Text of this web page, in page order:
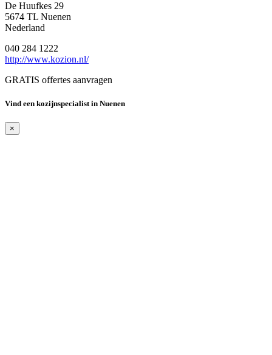
De Huufkes 29
5674 TL Nuenen
Nederland
040 284 1222
http://www.kozion.nl/
GRATIS offertes aanvragen
Vind een kozijnspecialist in Nuenen
×